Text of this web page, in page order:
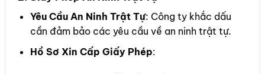
Yêu Cầu An Ninh Trật Tự: Công ty khắc dấu
cần đảm bảo các yêu cầu về an ninh trật tự.
Hồ Sơ Xin Cấp Giấy Phép: